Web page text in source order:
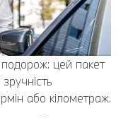
цей пакет
або кілометраж.